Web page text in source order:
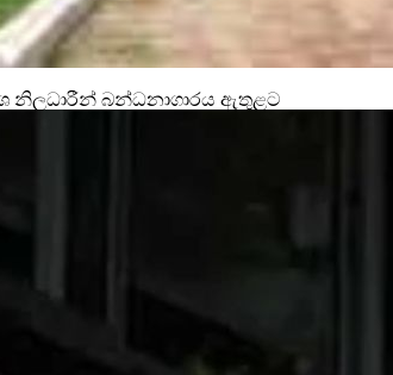
නිලධාරීන් බන්ධනාගාරය ඇතුළට